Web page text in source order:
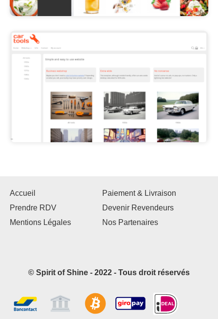
Accueil
Paiement & Livraison
Prendre RDV
Devenir Revendeurs
Mentions Légales
Nos Partenaires
© Spirit of Shine - 2022 - Tous droit réservés